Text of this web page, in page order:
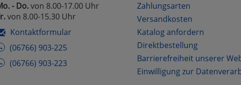
- Do.von 8.00-17.00 Uhr
von 8.00-15.30 Uhr
Kontaktformular
(06766) 903-225
(06766) 903-223
Zahlungsarten
Versandkosten
Katalog anfordern
Direktbestellung
Barrierefreiheit unserer
Einwilligung zur